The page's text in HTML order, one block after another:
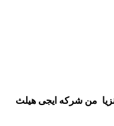
من شركه ايجى هيلث